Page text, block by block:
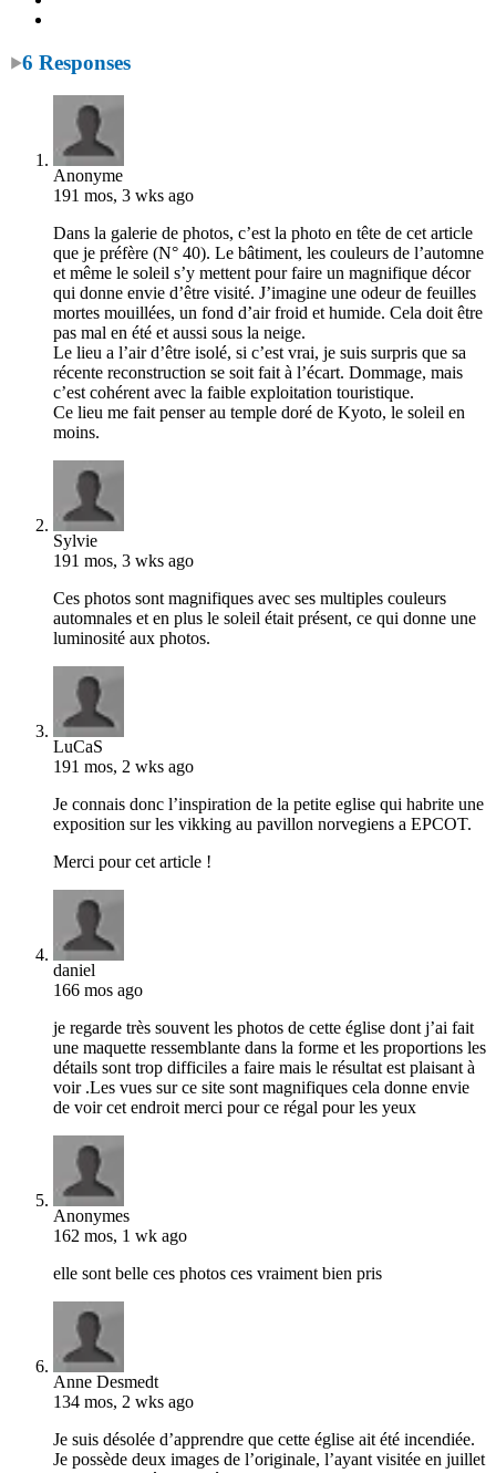
6 Responses
Anonyme
191 mos, 3 wks ago
Dans la galerie de photos, c’est la photo en tête de cet article
que je préfère (N° 40). Le bâtiment, les couleurs de l’automne
et même le soleil s’y mettent pour faire un magnifique décor
qui donne envie d’être visité. J’imagine une odeur de feuilles
mortes mouillées, un fond d’air froid et humide. Cela doit être
pas mal en été et aussi sous la neige.
Le lieu a l’air d’être isolé, si c’est vrai, je suis surpris que sa
récente reconstruction se soit fait à l’écart. Dommage, mais
c’est cohérent avec la faible exploitation touristique.
Ce lieu me fait penser au temple doré de Kyoto, le soleil en
moins.
Sylvie
191 mos, 3 wks ago
Ces photos sont magnifiques avec ses multiples couleurs
automnales et en plus le soleil était présent, ce qui donne une
luminosité aux photos.
LuCaS
191 mos, 2 wks ago
Je connais donc l’inspiration de la petite eglise qui habrite une
exposition sur les vikking au pavillon norvegiens a EPCOT.
Merci pour cet article !
daniel
166 mos ago
je regarde très souvent les photos de cette église dont j’ai fait
une maquette ressemblante dans la forme et les proportions les
détails sont trop difficiles a faire mais le résultat est plaisant à
voir .Les vues sur ce site sont magnifiques cela donne envie
de voir cet endroit merci pour ce régal pour les yeux
Anonymes
162 mos, 1 wk ago
elle sont belle ces photos ces vraiment bien pris
Anne Desmedt
134 mos, 2 wks ago
Je suis désolée d’apprendre que cette église ait été incendiée.
Je possède deux images de l’originale, l’ayant visitée en juillet